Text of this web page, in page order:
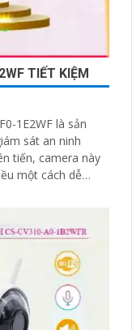
TIẾT KIỆM
1E2WF là sản
sát an ninh
một cách dễ